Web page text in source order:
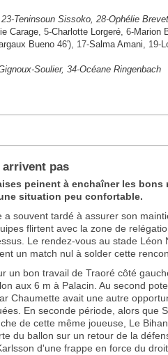
, 23-Teninsoun Sissoko , 28-Ophélie Brevet
Carage , 5-Charlotte Lorgeré , 6-Marion
Bueno 46'), 17-Salma Amani , 19-
Soulier, 34-Océane Ringenbach
pas
peinent à enchaîner les
situation peu confortable.
a souvent tardé à assurer son
flirtent avec la zone de
Le rendez-vous au stade Léon
un match nul à solder cette
un bon travail de Traoré côté
aux 6 m à Palacin. Au second
Chaumette avait une autre
En seconde période, alors que
de cette même joueuse, Le
du ballon sur un retour de la
d'une frappe en force du